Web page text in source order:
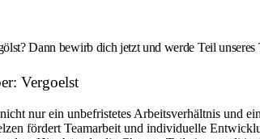
Dann bewirb dich jetzt und werde Teil
Vergoelst
nur ein unbefristetes Arbeitsverhältnis und
fördert Teamarbeit und individuelle